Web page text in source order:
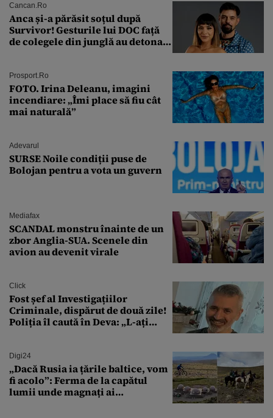
Cancan.ro
Anca și-a părăsit soțul după
Survivor! Gesturile lui DOC față
de colegele din junglă au detonat
Prosport.ro
FOTO. Irina Deleanu, imagini
incendiare: „Îmi place să fiu cât
mai naturală”
Adevarul
SURSE Noile condiții puse de
Bolojan pentru a vota un guvern
Mediafax
SCANDAL monstru înainte de un
zbor Anglia-SUA. Scenele din
avion au devenit virale
Click
Fost șef al Investigațiilor
Criminale, dispărut de două zile!
Poliția îl caută în Deva: „L-ați
Digi24
„Dacă Rusia ia țările baltice, vom
fi acolo”: Ferma de la capătul
lumii unde magnați ai